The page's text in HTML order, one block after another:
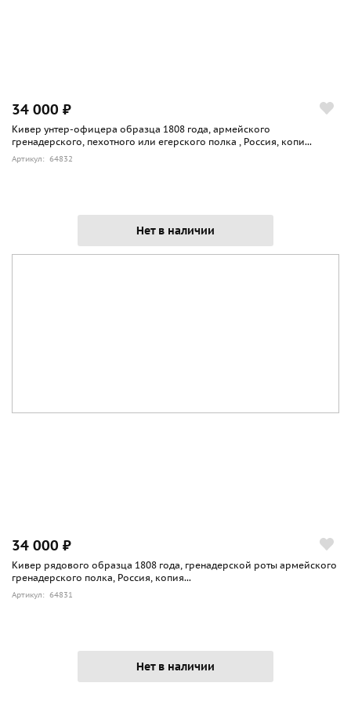
34 000 ₽
Кивер унтер-офицера образца 1808 года, армейского
гренадерского, пехотного или егерского полка , Россия, копи...
Артикул: 64832
Нет в наличии
34 000 ₽
Кивер рядового образца 1808 года, гренадерской роты армейского
гренадерского полка, Россия, копия...
Артикул: 64831
Нет в наличии